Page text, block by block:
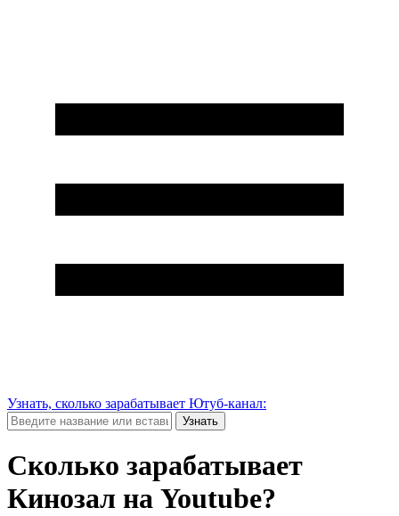
Узнать, сколько зарабатывает Ютуб-канал:
Узнать
Сколько зарабатывает
Кинозал на Youtube?